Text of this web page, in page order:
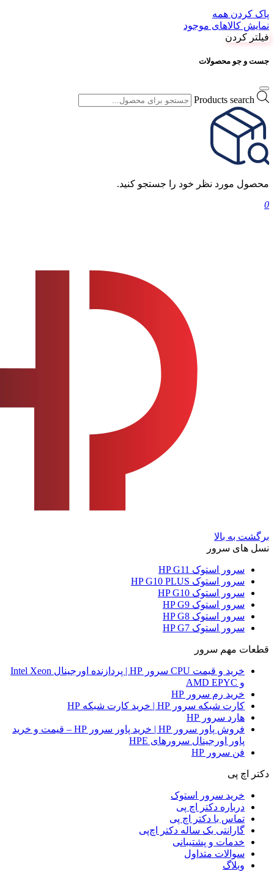
پاک کردن همه
نمایش کالاهای موجود
فیلتر کردن
جست و جو محصولات
Products search
محصول مورد نظر خود را جستجو کنید.
0
برگشت به بالا
نسل های سرور
سرور استوک HP G11
سرور استوک HP G10 PLUS
سرور استوک HP G10
سرور استوک HP G9
سرور استوک HP G8
سرور استوک HP G7
قطعات مهم سرور
خرید و قیمت CPU سرور HP | پردازنده اورجینال Intel Xeon
و AMD EPYC
خرید رم سرور HP
کارت شبکه سرور HP | خرید کارت شبکه HP
هارد سرور HP
فروش پاور سرور HP | خرید پاور سرور HP – قیمت و خرید
پاور اورجینال سرورهای HPE
فن سرور HP
دکتر اچ پی
خرید سرور استوک
درباره دکتر اچ پی
تماس با دکتر اچ پی
گارانتی یک ساله دکتر اچ‌پی
خدمات و پشتیبانی
سوالات متداول
وبلاگ